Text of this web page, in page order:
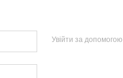
Увійти за допомогою